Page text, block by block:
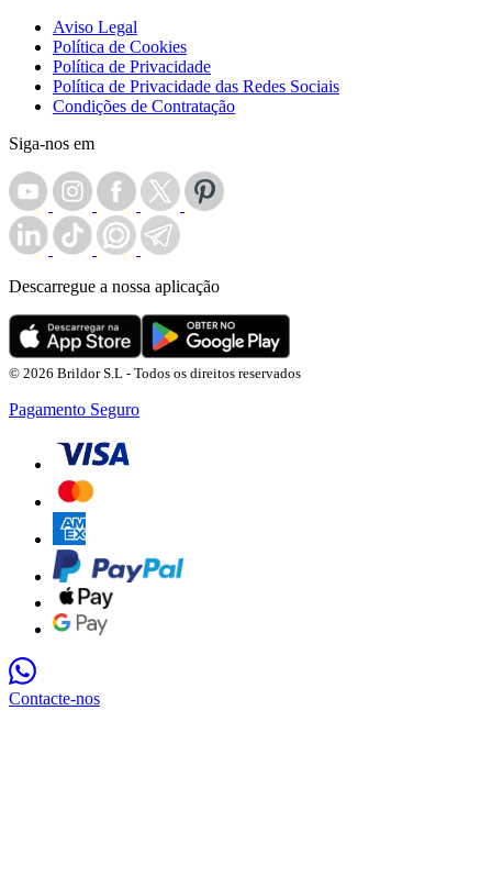
Aviso Legal
Política de Cookies
Política de Privacidade
Política de Privacidade das Redes Sociais
Condições de Contratação
Siga-nos em
Descarregue a nossa aplicação
© 2026 Brildor S.L - Todos os direitos reservados
Pagamento Seguro
Contacte-nos